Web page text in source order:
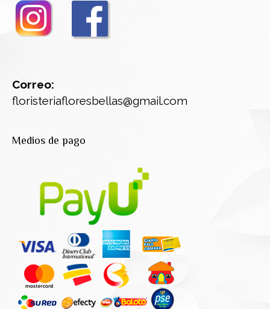
Correo:
floristeriafloresbellas@gmail.com
Medios de pago